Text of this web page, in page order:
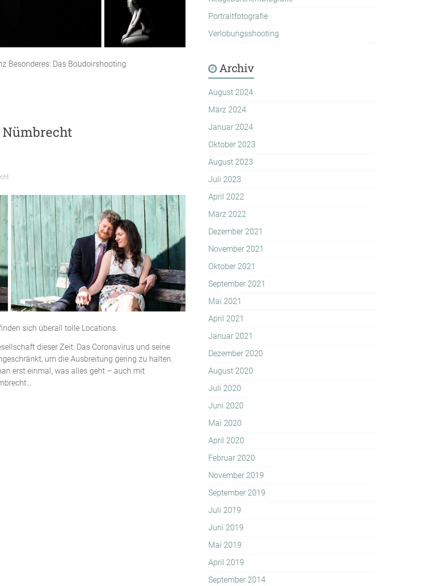
Besonderes: Das Boudoirshooting
Nümbrecht
sich überall tolle Locations.
dieser Zeit: Das Coronavirus und seine
um die Ausbreitung gering zu halten.
erst einmal, was alles geht – auch mit
Portraitfotografie
Verlobungsshooting
Archiv
August 2024
März 2024
Januar 2024
Oktober 2023
August 2023
Juli 2023
April 2022
März 2022
Dezember 2021
November 2021
Oktober 2021
September 2021
Mai 2021
April 2021
Januar 2021
Dezember 2020
August 2020
Juli 2020
Juni 2020
Mai 2020
April 2020
Februar 2020
November 2019
September 2019
Juli 2019
Juni 2019
Mai 2019
April 2019
September 2014